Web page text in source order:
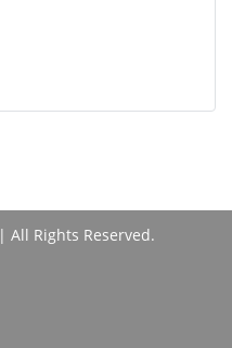
Rights Reserved.